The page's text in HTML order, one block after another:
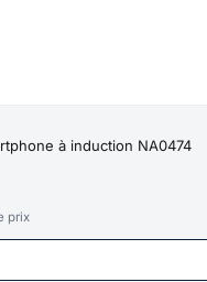
à induction NA0474
prix